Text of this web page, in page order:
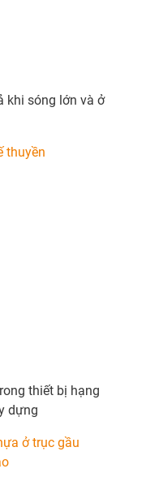
khi sóng lớn và ở
thuyền
thiết bị hạng
dựng
ở trục gầu